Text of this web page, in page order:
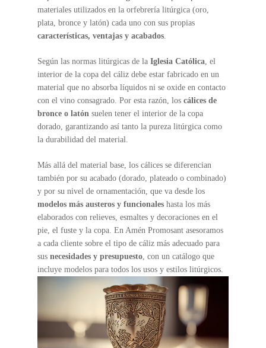
materiales utilizados en la orfebrería litúrgica (oro,
plata, bronce y latón) cada uno con sus propias
características, ventajas y acabados
Según las normas litúrgicas de la Iglesia Católica , el
interior de la copa del cáliz debe estar fabricado en un
material que no absorba líquidos ni se oxide en contacto
con el vino consagrado. Por esta razón, los cálices de
bronce o latón suelen tener el interior de la copa
dorado, garantizando así tanto la pureza litúrgica como
la durabilidad del material.
Más allá del material base, los cálices se diferencian
también por su acabado (dorado, plateado o combinado)
y por su nivel de ornamentación, que va desde los
modelos más austeros y funcionales hasta los más
elaborados con relieves, esmaltes y decoraciones en el
pie, el fuste y la copa. En Amén Promosant asesoramos
a cada cliente sobre el tipo de cáliz más adecuado para
sus necesidades y presupuesto , con un catálogo que
incluye modelos para todos los usos y estilos litúrgicos.